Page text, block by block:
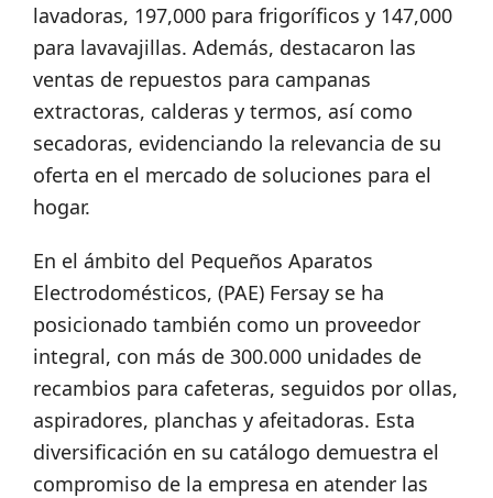
lavadoras, 197,000 para frigoríficos y 147,000
para lavavajillas. Además, destacaron las
ventas de repuestos para campanas
extractoras, calderas y termos, así como
secadoras, evidenciando la relevancia de su
oferta en el mercado de soluciones para el
hogar.
En el ámbito del Pequeños Aparatos
Electrodomésticos, (PAE) Fersay se ha
posicionado también como un proveedor
integral, con más de 300.000 unidades de
recambios para cafeteras, seguidos por ollas,
aspiradores, planchas y afeitadoras. Esta
diversificación en su catálogo demuestra el
compromiso de la empresa en atender las